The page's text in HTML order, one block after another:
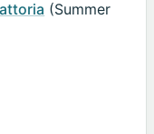
(Summer